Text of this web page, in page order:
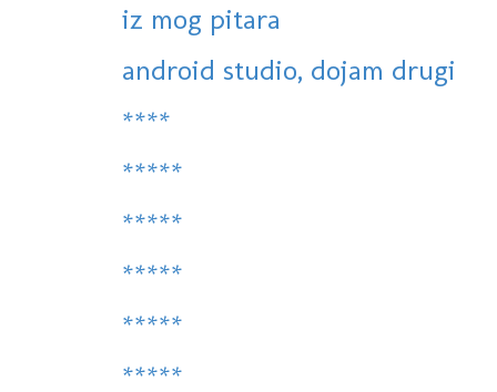
iz mog pitara
android studio, dojam drugi
****
*****
*****
*****
*****
*****